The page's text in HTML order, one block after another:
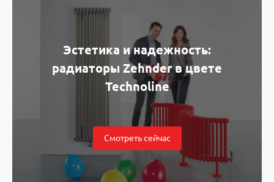
Эстетика и надежность:
радиаторы Zehnder в цвете
Technoline
Смотреть сейчас